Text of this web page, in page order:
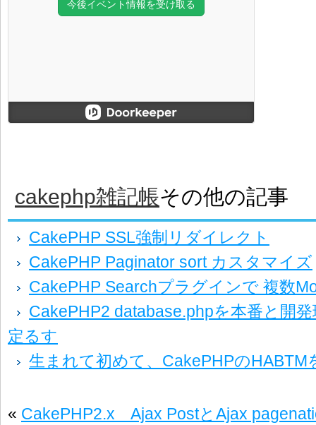
cakephp雑記帳その他の記事
CakePHP SSL強制リダイレクト
CakePHP Paginator sort カスタマイズ
CakePHP Searchプラグインで 複数
CakePHP2 database.phpを本番と開
定るす
生まれて初めて、CakePHPのHABTM
« CakePHP2.x Ajax PostとAjax